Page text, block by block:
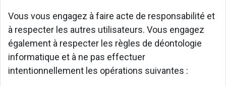
Vous vous engagez à faire acte de responsabilité et
à respecter les autres utilisateurs. Vous engagez
également à respecter les règles de déontologie
informatique et à ne pas effectuer
intentionnellement les opérations suivantes :